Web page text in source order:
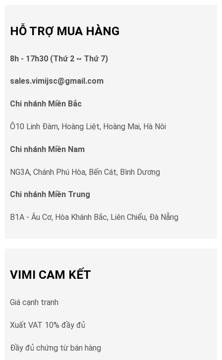
HỖ TRỢ MUA HÀNG
8h - 17h30 (Thứ 2 ~ Thứ 7)
sales.vimijsc@gmail.com
Chi nhánh Miền Bắc
Ô10 Linh Đàm, Hoàng Liệt, Hoàng Mai, Hà Nôi
Chi nhánh Miền Nam
NG3A, Chánh Phú Hòa, Bến Cát, Bình Dương
Chi nhánh Miền Trung
B1A - Âu Cơ, Hòa Khánh Bắc, Liên Chiểu, Đà Nẵng
VIMI CAM KẾT
Giá cạnh tranh
Xuất VAT 10% đầy đủ
Đầy đủ chứng từ bán hàng